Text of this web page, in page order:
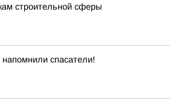
строительной сферы
спасатели!